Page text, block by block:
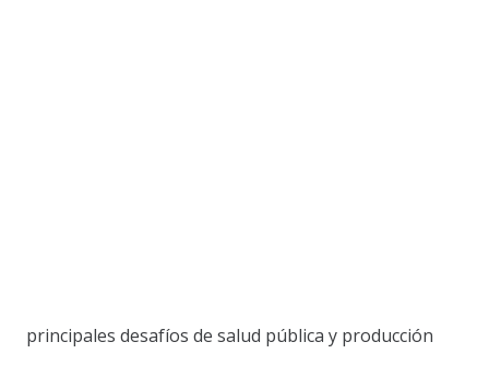
principales desafíos de salud pública y producción